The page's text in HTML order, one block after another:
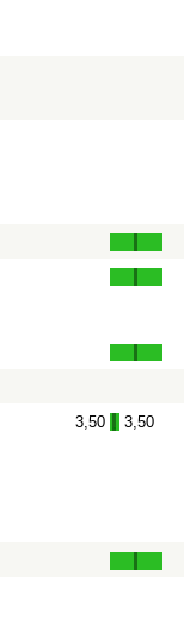
3,50 - 3,50